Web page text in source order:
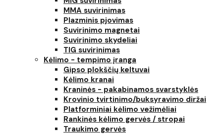
MMA suvirinimas
Plazminis pjovimas
Suvirinimo magnetai
Suvirinimo skydeliai
TIG suvirinimas
Kėlimo - tempimo įranga
Gipso plokščių keltuvai
Kėlimo kranai
Kraninės - pakabinamos svarstyklės
Krovinio tvirtinimo/buksyravimo diržai
Platforminiai kėlimo vežimėliai
Rankinės kėlimo gervės / stropai
Traukimo gervės